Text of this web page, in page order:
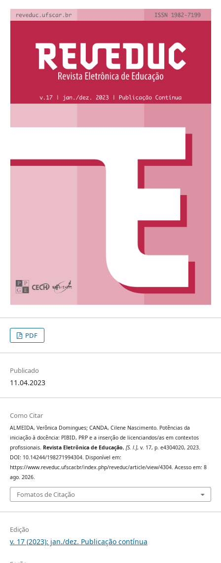
PDF
Publicado
11.04.2023
Como Citar
ALMEIDA, Verônica Domingues; CANDA, Cilene Nascimento. Potências da
iniciação à docência: PIBID, PRP e a inserção de licenciandos/as em contextos
profissionais. Revista Eletrônica de Educação, [S. l.], v. 17, p. e4304020, 2023.
DOI: 10.14244/198271994304. Disponível em:
https://www.reveduc.ufscar.br/index.php/reveduc/article/view/4304. Acesso em: 8
ago. 2026.
Fomatos de Citação
Edição
v. 17 (2023): jan./dez. Publicação contínua